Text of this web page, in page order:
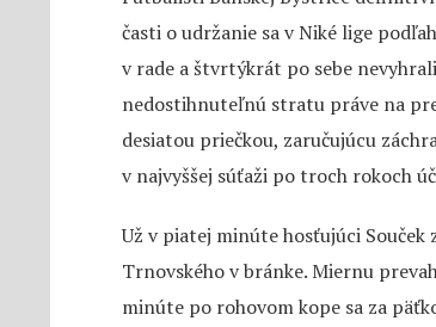
časti o udržanie sa v Niké lige
v rade a štvrtýkrát po sebe
nedostihnuteľnú stratu práve na
desiatou priečkou, zaručujúcu
v najvyššej súťaži po troch rokoch
Už v piatej minúte hosťujúci
Trnovského v bránke. Miernu
minúte po rohovom kope sa za